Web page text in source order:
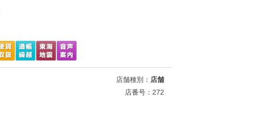
店舗種別： 店舗
店番号：272